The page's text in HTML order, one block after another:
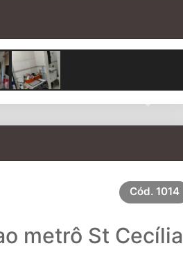
Next
Cód. 1014
metrô St Cecília